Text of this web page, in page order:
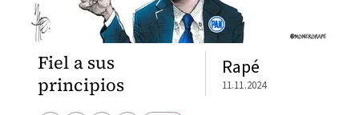
Fiel a sus
principios
Rapé
11.11.2024